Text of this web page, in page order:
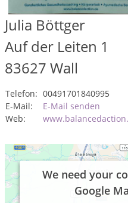
Julia Böttger
Auf der Leiten 1
83627 Wall
Telefon: 00491701840995
E-Mail:
E-Mail senden
Web:
We need your
Google